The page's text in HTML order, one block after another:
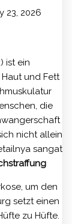
23, 2026
ist ein
und Fett
die
nicht allein
sangat
um den
setzt einen
zu Hüfte.